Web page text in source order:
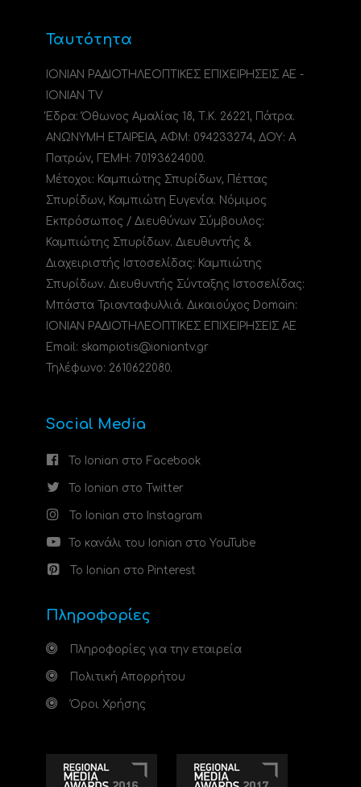
Ταυτότητα
ΙΟΝΙΑΝ ΡΑΔΙΟΤΗΛΕΟΠΤΙΚΕΣ ΕΠΙΧΕΙΡΗΣΕΙΣ ΑΕ -
IONIAN TV
Έδρα: Όθωνος Αμαλίας 18, Τ.Κ. 26221, Πάτρα.
ΑΝΩΝΥΜΗ ΕΤΑΙΡΕΙΑ, ΑΦΜ: 094233274, ΔΟΥ: A
Πατρών, ΓΕΜΗ: 70193624000.
Μέτοχοι: Καμπιώτης Σπυρίδων, Πέττας
Σπυρίδων, Καμπιώτη Ευγενία. Νόμιμος
Εκπρόσωπος / Διευθύνων Σύμβουλος:
Καμπιώτης Σπυρίδων. Διευθυντής &
Διαχειριστής Ιστοσελίδας: Καμπιώτης
Σπυρίδων. Διευθυντής Σύνταξης Ιστοσελίδας:
Μπάστα Τριανταφυλλιά. Δικαιούχος Domain:
ΙΟΝΙΑΝ ΡΑΔΙΟΤΗΛΕΟΠΤΙΚΕΣ ΕΠΙΧΕΙΡΗΣΕΙΣ ΑΕ
Email: skampiotis@ioniantv.gr
Τηλέφωνο: 2610622080.
Social Media
Το Ionian στο Facebook
Το Ionian στο Twitter
Το Ionian στο Instagram
Το κανάλι του Ionian στο YouTube
Το Ionian στο Pinterest
Πληροφορίες
Πληροφορίες για την εταιρεία
Πολιτική Απορρήτου
Όροι Χρήσης